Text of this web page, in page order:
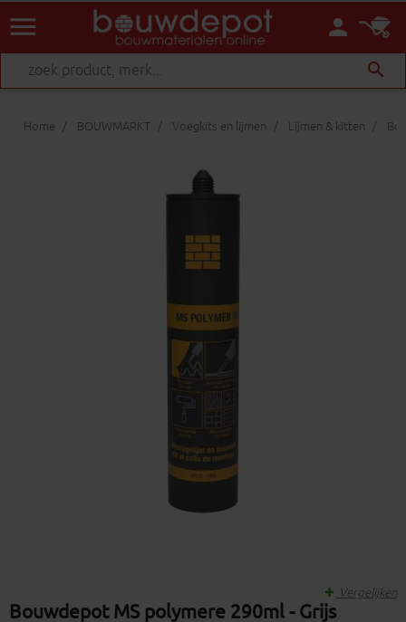
person
menu
search
Home BOUWMARKT Voegkits en lijmen Lijmen & kitten
Bouwdepot MS polymere 290ml - Grijs
Vergelijken